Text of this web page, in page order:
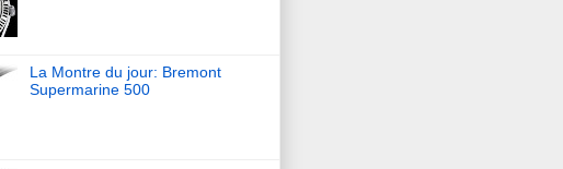
La Montre du jour: Bremont
Supermarine 500